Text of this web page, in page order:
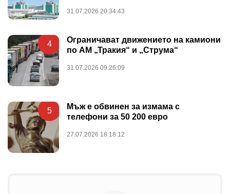
31.07.2026 20:34:43
4
Ограничават движението на камиони
по АМ „Тракия“ и „Струма“
31.07.2026 09:26:09
5
Мъж е обвинен за измама с
телефони за 50 200 евро
27.07.2026 18:18:12